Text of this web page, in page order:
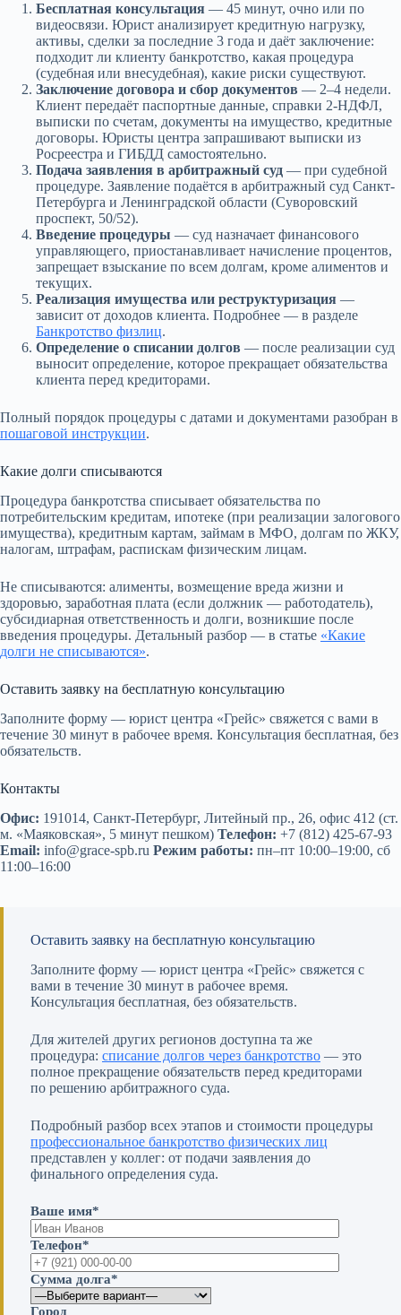
Бесплатная консультация — 45 минут, очно или по
видеосвязи. Юрист анализирует кредитную нагрузку,
активы, сделки за последние 3 года и даёт заключение:
подходит ли клиенту банкротство, какая процедура
(судебная или внесудебная), какие риски существуют.
Заключение договора и сбор документов — 2–4 недели.
Клиент передаёт паспортные данные, справки 2-НДФЛ,
выписки по счетам, документы на имущество, кредитные
договоры. Юристы центра запрашивают выписки из
Росреестра и ГИБДД самостоятельно.
Подача заявления в арбитражный суд — при судебной
процедуре. Заявление подаётся в арбитражный суд Санкт-
Петербурга и Ленинградской области (Суворовский
проспект, 50/52).
Введение процедуры — суд назначает финансового
управляющего, приостанавливает начисление процентов,
запрещает взыскание по всем долгам, кроме алиментов и
текущих.
Реализация имущества или реструктуризация —
зависит от доходов клиента. Подробнее — в разделе
Банкротство физлиц.
Определение о списании долгов — после реализации суд
выносит определение, которое прекращает обязательства
клиента перед кредиторами.
Полный порядок процедуры с датами и документами разобран в
пошаговой инструкции.
Какие долги списываются
Процедура банкротства списывает обязательства по
потребительским кредитам, ипотеке (при реализации залогового
имущества), кредитным картам, займам в МФО, долгам по ЖКУ,
налогам, штрафам, распискам физическим лицам.
Не списываются: алименты, возмещение вреда жизни и
здоровью, заработная плата (если должник — работодатель),
субсидиарная ответственность и долги, возникшие после
введения процедуры. Детальный разбор — в статье «Какие
долги не списываются».
Оставить заявку на бесплатную консультацию
Заполните форму — юрист центра «Грейс» свяжется с вами в
течение 30 минут в рабочее время. Консультация бесплатная, без
обязательств.
Контакты
Офис: 191014, Санкт-Петербург, Литейный пр., 26, офис 412 (ст.
м. «Маяковская», 5 минут пешком) Телефон: +7 (812) 425-67-93
Email: info@grace-spb.ru Режим работы: пн–пт 10:00–19:00, сб
11:00–16:00
Оставить заявку на бесплатную консультацию
Заполните форму — юрист центра «Грейс» свяжется с
вами в течение 30 минут в рабочее время.
Консультация бесплатная, без обязательств.
Для жителей других регионов доступна та же
процедура: списание долгов через банкротство — это
полное прекращение обязательств перед кредиторами
по решению арбитражного суда.
Подробный разбор всех этапов и стоимости процедуры
профессиональное банкротство физических лиц
представлен у коллег: от подачи заявления до
финального определения суда.
Ваше имя*
Телефон*
Сумма долга*
Город